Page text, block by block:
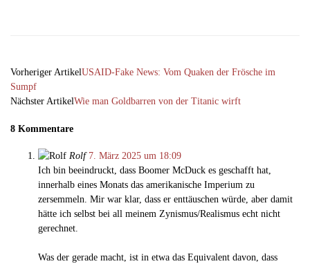
Vorheriger ArtikelUSAID-Fake News: Vom Quaken der Frösche im
Sumpf
Nächster ArtikelWie man Goldbarren von der Titanic wirft
8 Kommentare
Rolf 7. März 2025 um 18:09
Ich bin beeindruckt, dass Boomer McDuck es geschafft hat,
innerhalb eines Monats das amerikanische Imperium zu
zersemmeln. Mir war klar, dass er enttäuschen würde, aber damit
hätte ich selbst bei all meinem Zynismus/Realismus echt nicht
gerechnet.
Was der gerade macht, ist in etwa das Equivalent davon, dass